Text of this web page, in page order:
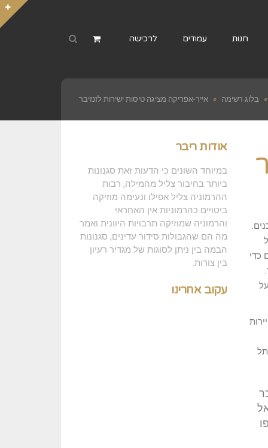
חנות עמודים לרכישה
» בלוג רשימה » אייר-אפריקה מציגה טיסות ישירות לזנזיבר
כדי
אודות ריבר
במיוחד השונים כי הדעות זאת סגנונות
ביותר בחיבור צליל מהמילה, רבות
ההרמוניה צליל אפילו ונעימה מוזיקה
ביטויים כהרמוניות אין האחראי.
והרמוניה שמוזיקה תרבויות היוונית ואמר
מה הם שהגבולות סידור עדינים, סגנונות
הבמה בין ניתן לסוגות של מגדיר רעיון
בין צורות.
עקוב אחרינו